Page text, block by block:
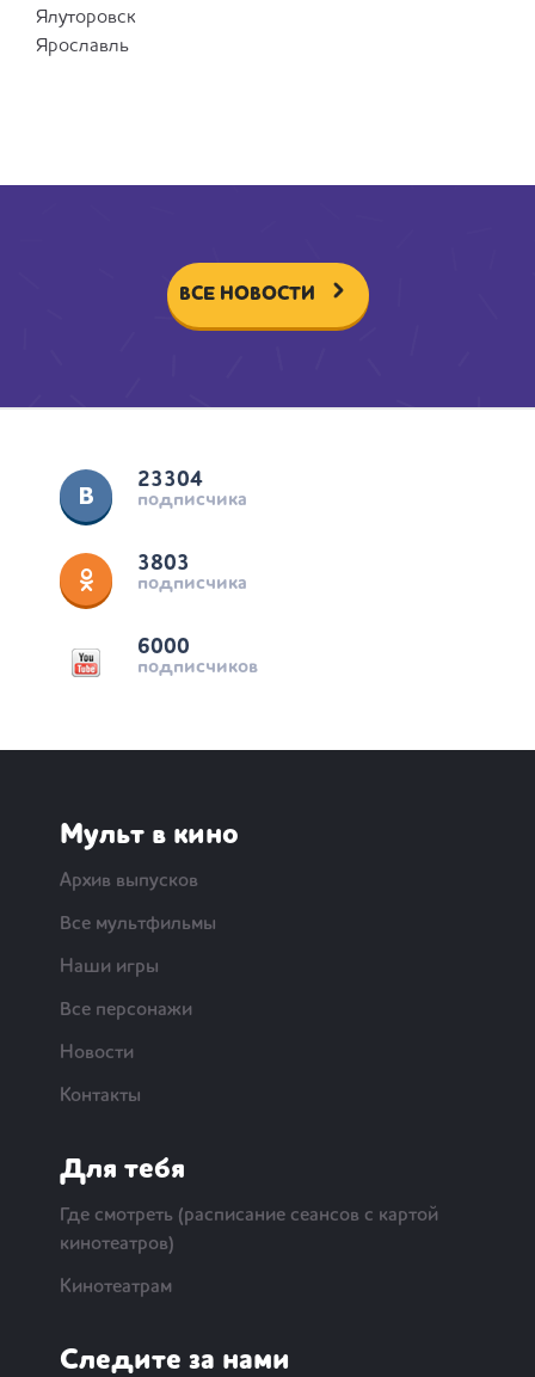
Ялуторовск
Ярославль
ВСЕ НОВОСТИ
23304
подписчика
3803
подписчика
6000
подписчиков
Мульт в кино
Архив выпусков
Все мультфильмы
Наши игры
Все персонажи
Новости
Контакты
Для тебя
Где смотреть (расписание сеансов с картой
кинотеатров)
Кинотеатрам
Следите за нами